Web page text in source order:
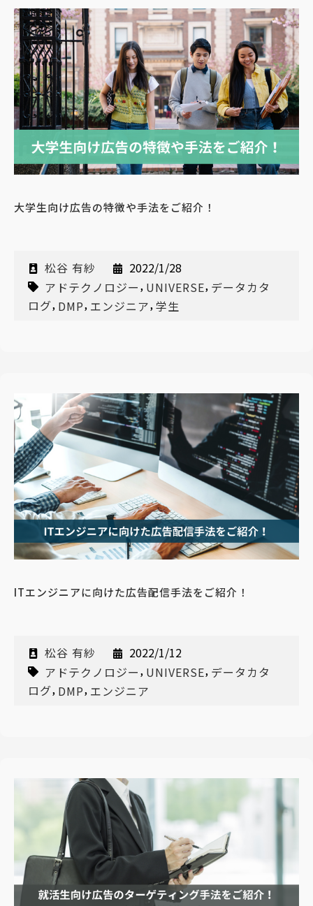
大学生向け広告の特徴や手法をご紹介！
松谷 有紗
2022/1/28
アドテクノロジー, UNIVERSE, データカタ
ログ, DMP, エンジニア,学生
ITエンジニアに向けた広告配信手法をご紹介！
松谷 有紗
2022/1/12
アドテクノロジー, UNIVERSE, データカタ
ログ, DMP, エンジニア